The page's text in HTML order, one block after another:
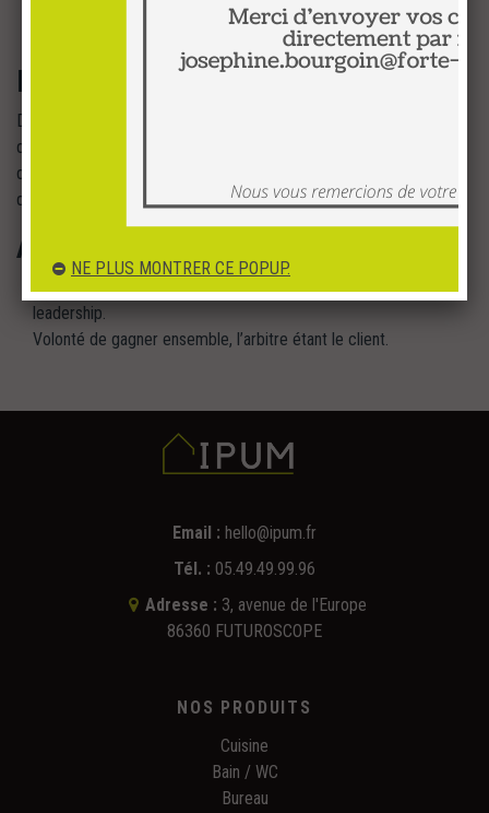
Être rapide dans l’évaluation des situations et des solutions,
comme dans l’identification des opportunités et des risques.
Egalité
De l’accueil au conseil, du recrutement à la formation, le respect
des différences et la considération de tous, sont les mots d’ordre
de la société Forte impression aussi bien avec les partenaires
qu’avec les collaborateurs
Ambition
Goût du challenge, de la réussite collective ou individuelle et du
leadership.
Volonté de gagner ensemble, l’arbitre étant le client.
Email : hello@ipum.fr
Tél. : 05.49.49.99.96
Adresse : 3, avenue de l'Europe
86360 FUTUROSCOPE
NOS PRODUITS
Cuisine
Bain / WC
Bureau
NE PLUS MONTRER CE POPUP.